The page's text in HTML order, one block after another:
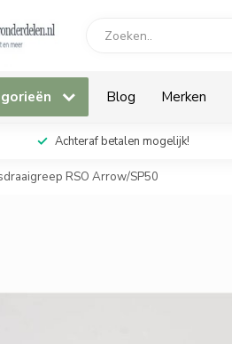
Blog Merken
Achteraf betalen mogelijk!
RSO Arrow/SP50